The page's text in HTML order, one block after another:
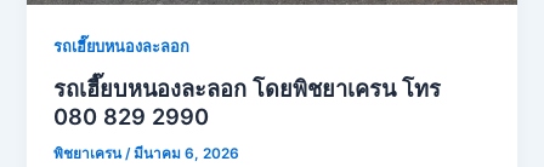
รถเฮี๊ยบหนองละลอก
รถเฮี๊ยบหนองละลอก โดยพิชยาเครน โทร
080 829 2990
พิชยาเครน /มีนาคม 6, 2026